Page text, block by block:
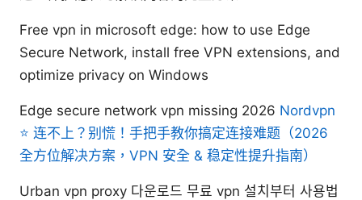
Free vpn in microsoft edge: how to use Edge
Secure Network, install free VPN extensions, and
optimize privacy on Windows
Edge secure network vpn missing 2026 Nordvpn
⭐ 连不上？别慌！手把手教你搞定连接难题（2026
全方位解决方案，VPN 安全 & 稳定性提升指南）
Urban vpn proxy 다운로드 무료 vpn 설치부터 사용법